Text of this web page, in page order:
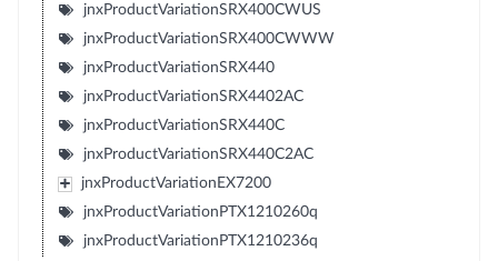
jnxProductVariationSRX400CWUS
jnxProductVariationSRX400CWWW
jnxProductVariationSRX440
jnxProductVariationSRX4402AC
jnxProductVariationSRX440C
jnxProductVariationSRX440C2AC
jnxProductVariationEX7200
jnxProductVariationPTX1210260q
jnxProductVariationPTX1210236q